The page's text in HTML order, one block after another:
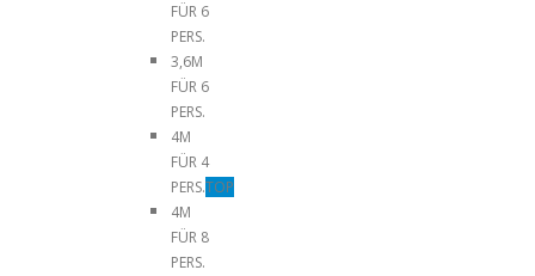
FÜR 6
PERS.
3,6M
FÜR 6
PERS.
4M
FÜR 4
PERS.TOP
4M
FÜR 8
PERS.